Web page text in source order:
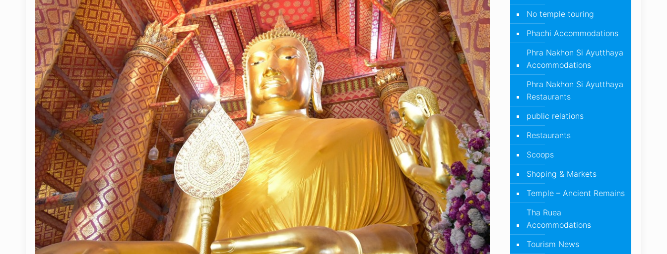
No temple touring
Phachi Accommodations
Phra Nakhon Si Ayutthaya
Accommodations
Phra Nakhon Si Ayutthaya
Restaurants
public relations
Restaurants
Scoops
Shoping & Markets
Temple – Ancient Remains
Tha Ruea
Accommodations
Tourism News